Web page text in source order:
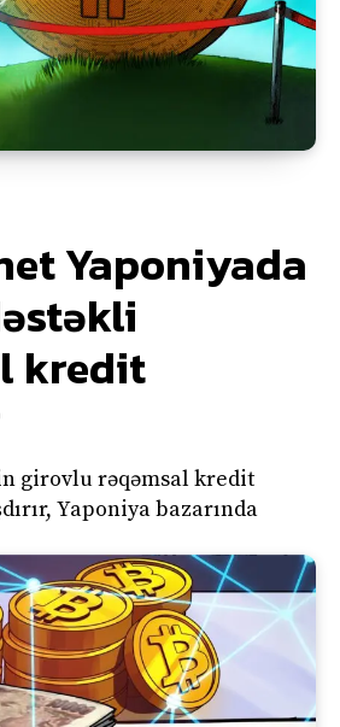
Yaponiyada
kredit
girovlu rəqəmsal kredit
Yaponiya bazarında